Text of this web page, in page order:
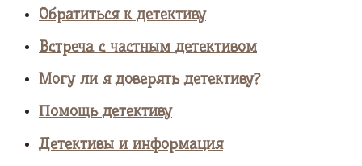
Обратиться к детективу
Встреча с частным детективом
Могу ли я доверять детективу?
Помощь детективу
Детективы и информация